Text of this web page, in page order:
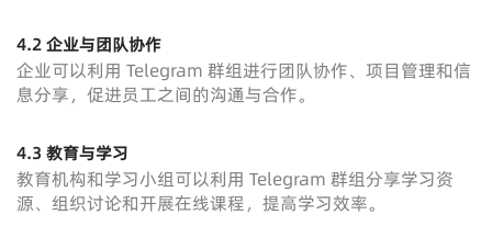
4.2 企业与团队协作
企业可以利用 Telegram 群组进行团队协作、项目管理和信
息分享，促进员工之间的沟通与合作。
4.3 教育与学习
教育机构和学习小组可以利用 Telegram 群组分享学习资
源、组织讨论和开展在线课程，提高学习效率。